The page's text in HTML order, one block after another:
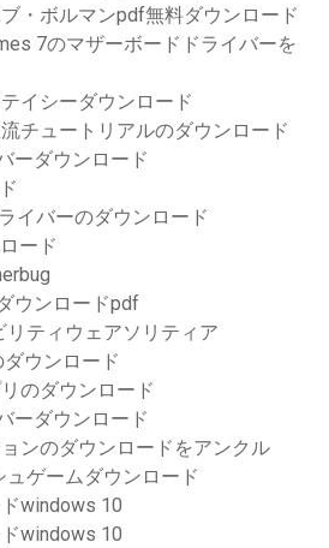
・ボルマンpdf無料ダウンロード
7のマザーボードドライバーを
イシーダウンロード
チュートリアルのダウンロード
ーダウンロード
イバーのダウンロード
ード
ウンロードpdf
リティウェアソリティア
ウンロード
のダウンロード
ーダウンロード
ンのダウンロードをアンクル
ュゲームダウンロード
windows 10
windows 10